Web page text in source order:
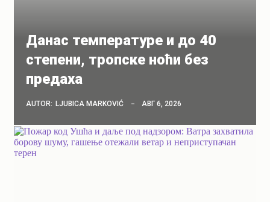
Данас температуре и до 40
степени, тропске ноћи без
предаха
AUTOR: LJUBICA MARKOVIĆ АВГ 6, 2026